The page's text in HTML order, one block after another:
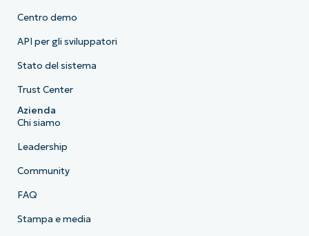
Centro demo
API per gli sviluppatori
Stato del sistema
Trust Center
Azienda
Chi siamo
Leadership
Community
FAQ
Stampa e media